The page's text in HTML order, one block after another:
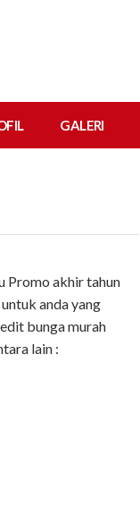
GALERI
Promo akhir tahun
anda yang
bunga murah
lain :